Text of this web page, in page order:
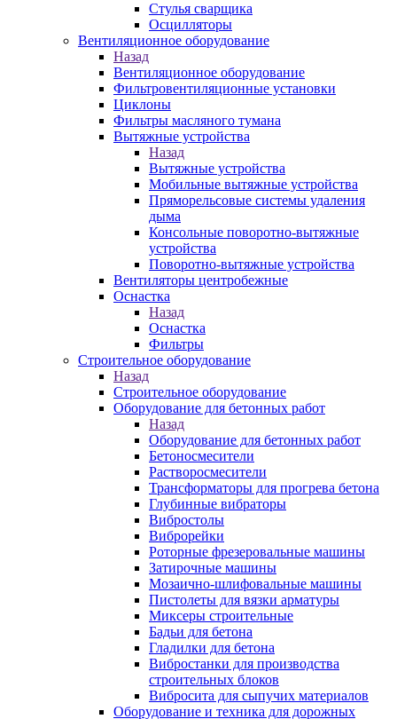
Стулья сварщика
Осцилляторы
Вентиляционное оборудование
Назад
Вентиляционное оборудование
Фильтровентиляционные установки
Циклоны
Фильтры масляного тумана
Вытяжные устройства
Назад
Вытяжные устройства
Мобильные вытяжные устройства
Пряморельсовые системы удаления
дыма
Консольные поворотно-вытяжные
устройства
Поворотно-вытяжные устройства
Вентиляторы центробежные
Оснастка
Назад
Оснастка
Фильтры
Строительное оборудование
Назад
Строительное оборудование
Оборудование для бетонных работ
Назад
Оборудование для бетонных работ
Бетоносмесители
Растворосмесители
Трансформаторы для прогрева бетона
Глубинные вибраторы
Вибростолы
Виброрейки
Роторные фрезеровальные машины
Затирочные машины
Мозаично-шлифовальные машины
Пистолеты для вязки арматуры
Миксеры строительные
Бадьи для бетона
Гладилки для бетона
Вибростанки для производства
строительных блоков
Вибросита для сыпучих материалов
Оборудование и техника для дорожных